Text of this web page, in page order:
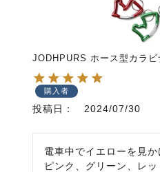
JODHPURS ホース型カラビ
購入者
投稿日 2024/07/30
電車中でイエローを見
ピンク、グリーン、レ